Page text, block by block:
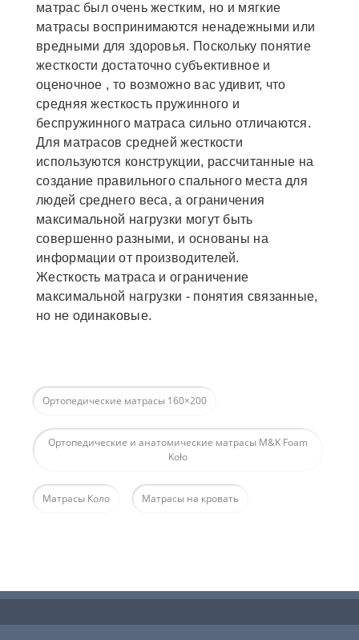
матрас был очень жестким, но и мягкие
матрасы воспринимаются ненадежными или
вредными для здоровья. Поскольку понятие
жесткости достаточно субъективное и
оценочное , то возможно вас удивит, что
средняя жесткость пружинного и
беспружинного матраса сильно отличаются.
Для матрасов средней жесткости
используются конструкции, рассчитанные на
создание правильного спального места для
людей среднего веса, а ограничения
максимальной нагрузки могут быть
совершенно разными, и основаны на
информации от производителей.
Жесткость матраса и ограничение
максимальной нагрузки - понятия связанные,
но не одинаковые.
Ортопедические матрасы 160×200
Ортопедические и анатомические матрасы M&K Foam
Koło
Матрасы Коло Матрасы на кровать